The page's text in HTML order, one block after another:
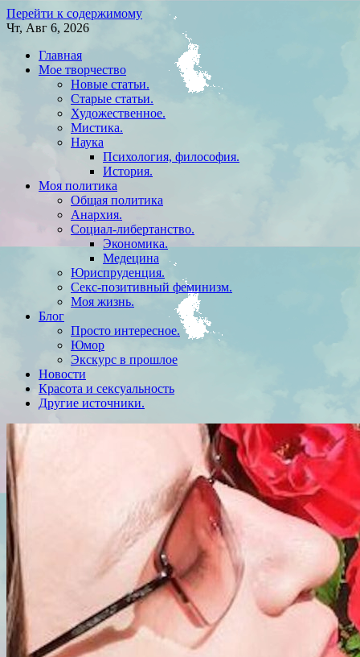
Перейти к содержимому
Чт, Авг 6, 2026
Главная
Мое творчество
Новые статьи.
Старые статьи.
Художественное.
Мистика.
Наука
Психология, философия.
История.
Моя политика
Общая политика
Анархия.
Социал-либертанство.
Экономика.
Медецина
Юриспруденция.
Секс-позитивный феминизм.
Моя жизнь.
Блог
Просто интересное.
Юмор
Экскурс в прошлое
Новости
Красота и сексуальность
Другие источники.